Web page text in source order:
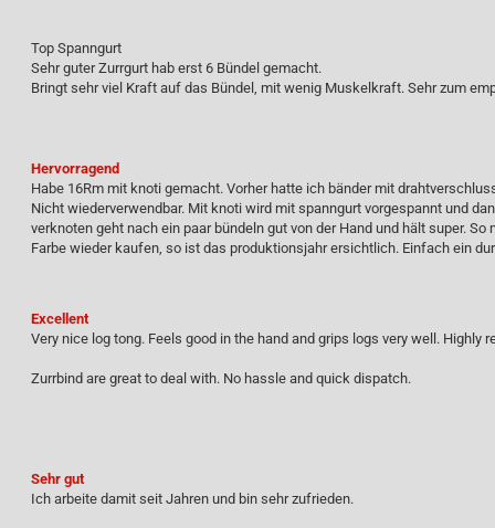
Top Spanngurt
Sehr guter Zurrgurt hab erst 6 Bündel gemacht.
Bringt sehr viel Kraft auf das Bündel, mit wenig Muskelkraft. Sehr zum
Hervorragend
Habe 16Rm mit knoti gemacht. Vorher hatte ich bänder mit
Nicht wiederverwendbar. Mit knoti wird mit spanngurt vorgespannt und
verknoten geht nach ein paar bündeln gut von der Hand und hält super.
Farbe wieder kaufen, so ist das produktionsjahr ersichtlich. Einfach ein
Excellent
Very nice log tong. Feels good in the hand and grips logs very well. Highly
Zurrbind are great to deal with. No hassle and quick dispatch.
Sehr gut
Ich arbeite damit seit Jahren und bin sehr zufrieden.